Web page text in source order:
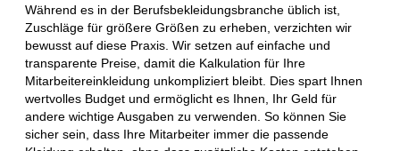
Während es in der Berufsbekleidungsbranche üblich ist,
Zuschläge für größere Größen zu erheben, verzichten wir
bewusst auf diese Praxis. Wir setzen auf einfache und
transparente Preise, damit die Kalkulation für Ihre
Mitarbeitereinkleidung unkompliziert bleibt. Dies spart Ihnen
wertvolles Budget und ermöglicht es Ihnen, Ihr Geld für
andere wichtige Ausgaben zu verwenden. So können Sie
sicher sein, dass Ihre Mitarbeiter immer die passende